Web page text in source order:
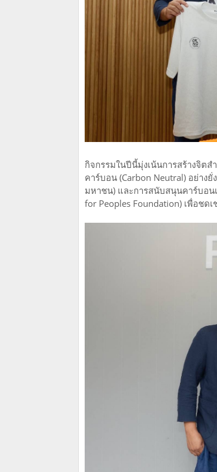
กิจกรรมในปีนี้มุ่งเน้นการสร้างจิต
คาร์บอน (Carbon Neutral) อย่าง
มหาชน) และการสนับสนุนคาร์บอน
for Peoples Foundation) เพื่อชด